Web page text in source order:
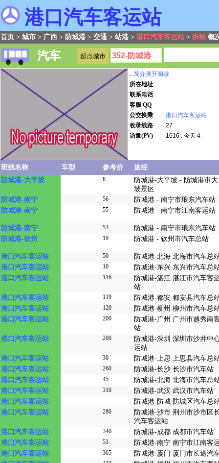
港口汽车客运站
首页 > 城市 > 广西 > 防城港 > 交通 > 站港 > 港口汽车客运站 > 班线 概
汽车
...简介展开阅读
所在地址
联系电话
客服 QQ
公交换乘
港口汽车客运站
收录线路
27 .
访量(PV)
1616 . 今天 4
班线名称 车型 参考价
途经
防城港-大平坡
8
防城港-大平坡 - 防城港市
坡景区
防城港-南宁
56
防城港 - 南宁市琅东汽车站
防城港-南宁
55 防城港 - 南宁市江南客运站
防城港-南宁 53
防城港 - 南宁市琅东汽车站
防城港-钦州
19 防城港 - 钦州市汽车总站
港口汽车客运站 50
防城港-北海 北海市汽车总
港口汽车客运站
10
防城港-东兴 东兴市汽车总
港口汽车客运站
116
防城港-湛江 湛江市汽车客
站
港口汽车客运站
119
防城港-都安 都安县汽车总
港口汽车客运站
120
防城港-柳州 柳州市汽车总
港口汽车客运站
200
防城港-广州 广州市越秀南
站
港口汽车客运站
200
防城港-深圳 深圳市沙井中
运站
港口汽车客运站
30
防城港-上思 上思县汽车总
港口汽车客运站
260
防城港-长沙 长沙市汽车站
港口汽车客运站
45
防城港-北海 北海市汽车总
港口汽车客运站
310
防城港-武汉 武汉市汽车站
港口汽车客运站
防城港-防城 防城区汽车总
港口汽车客运站
280
防城港-沙市 荆州市沙市区
汽车客运站
港口汽车客运站
340
防城港-成都 成都市汽车站
港口汽车客运站
53
防城港-南宁 南宁市江南客
港口汽车客运站
365
防城港-厦门 厦门市长途汽